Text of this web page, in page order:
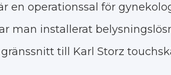
en operationssal för
man installerat
till Karl Storz